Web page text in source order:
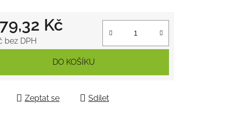
Kč
bez DPH
DO KOŠÍKU
Zeptat se Sdílet